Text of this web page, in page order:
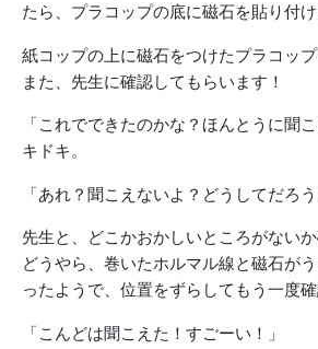
たら、プラコップの底に磁石を貼り付け
紙コップの上に磁石をつけたプラコッ
また、先生に確認してもらいます！
「これでできたのかな？ほんとうに聞
キドキ。
「あれ？聞こえないよ？どうしてだろう
先生と、どこかおかしいところがないか
どうやら、巻いたホルマル線と磁石が
ったようで、位置をずらしてもう一度確
「こんどは聞こえた！すごーい！」